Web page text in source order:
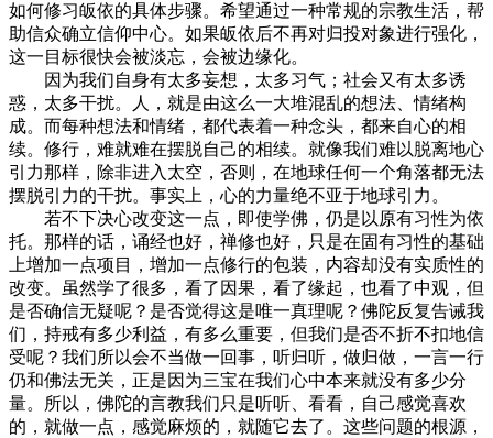
如何修习皈依的具体步骤。希望通过一种常规的宗教生活，帮
助信众确立信仰中心。如果皈依后不再对归投对象进行强化，
这一目标很快会被淡忘，会被边缘化。
因为我们自身有太多妄想，太多习气；社会又有太多诱
惑，太多干扰。人，就是由这么一大堆混乱的想法、情绪构
成。而每种想法和情绪，都代表着一种念头，都来自心的相
续。修行，难就难在摆脱自己的相续。就像我们难以脱离地心
引力那样，除非进入太空，否则，在地球任何一个角落都无法
摆脱引力的干扰。事实上，心的力量绝不亚于地球引力。
若不下决心改变这一点，即使学佛，仍是以原有习性为依
托。那样的话，诵经也好，禅修也好，只是在固有习性的基础
上增加一点项目，增加一点修行的包装，内容却没有实质性的
改变。虽然学了很多，看了因果，看了缘起，也看了中观，但
是否确信无疑呢？是否觉得这是唯一真理呢？佛陀反复告诫我
们，持戒有多少利益，有多么重要，但我们是否不折不扣地信
受呢？我们所以会不当做一回事，听归听，做归做，一言一行
仍和佛法无关，正是因为三宝在我们心中本来就没有多少分
量。所以，佛陀的言教我们只是听听、看看，自己感觉喜欢
的，就做一点，感觉麻烦的，就随它去了。这些问题的根源，